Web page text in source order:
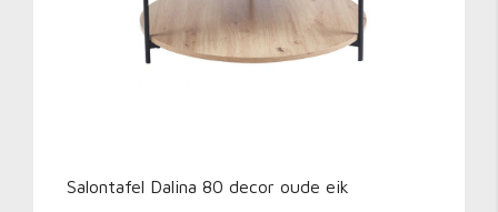
Salontafel Dalina 80 decor oude eik